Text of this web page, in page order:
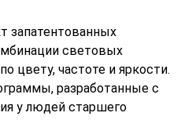
запатентованных
световых
цвету, частоте и яркости.
разработанные с
у людей старшего